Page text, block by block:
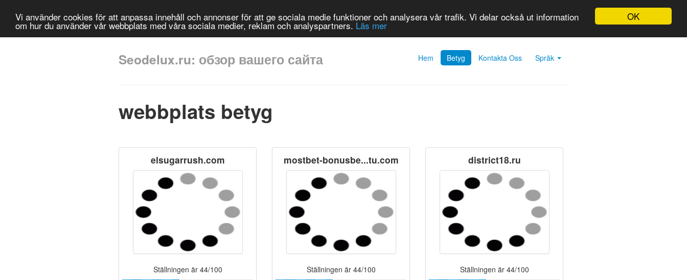
OK
Vi använder cookies för att anpassa innehåll och annonser för att ge sociala medie funktioner och analysera vår trafik. Vi delar också ut information
om hur du använder vår webbplats med våra sociala medier, reklam och analyspartners. Läs mer
Hem Betyg Kontakta Oss Språk
Seodelux.ru: обзор вашего сайта
webbplats betyg
elsugarrush.com
Ställningen är 44/100
mostbet-bonusbe...tu.com
Ställningen är 44/100
district18.ru
Ställningen är 44/100